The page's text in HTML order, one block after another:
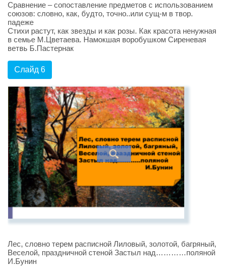
Сравнение – сопоставление предметов с использованием
союзов: словно, как, будто, точно..или сущ-м в твор.
падеже
Стихи растут, как звезды и как розы. Как красота ненужная
в семье М.Цветаева. Намокшая воробушком Сиреневая
ветвь Б.Пастернак
Слайд 6
Лес, словно терем расписной Лиловый, золотой, багряный,
Веселой, праздничной стеной Застыл над…………поляной
И.Бунин